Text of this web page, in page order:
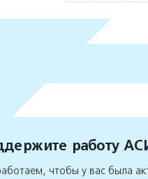
работу
чтобы у вас была